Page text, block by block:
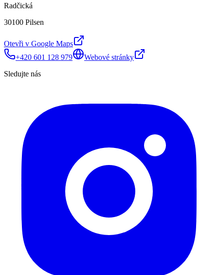
Radčická
30100 Pilsen
Otevři v Google Maps
+420 601 128 979
Webové stránky
Sledujte nás